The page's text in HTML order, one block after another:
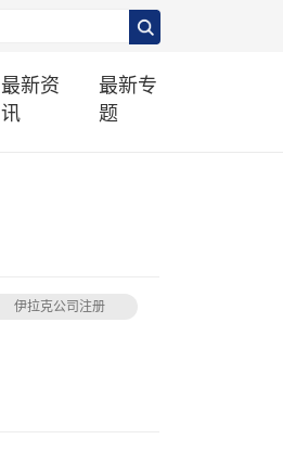
最新资
讯
最新专
题
伊拉克公司注册